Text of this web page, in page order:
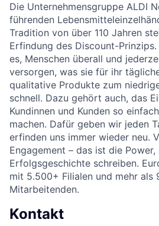
Die Unternehmensgruppe ALDI
führenden
Tradition von über 110 Jahren
Erfindung des Discount-
es, Menschen überall und
versorgen, was sie für ihr
qualitative Produkte zum
schnell. Dazu gehört auch, das
Kundinnen und Kunden so
machen. Dafür geben wir jeden
erfinden uns immer wieder neu.
Engagement – das ist die
Erfolgsgeschichte schreiben.
mit 5.500+ Filialen und mehr als
Mitarbeitenden.
Kontakt